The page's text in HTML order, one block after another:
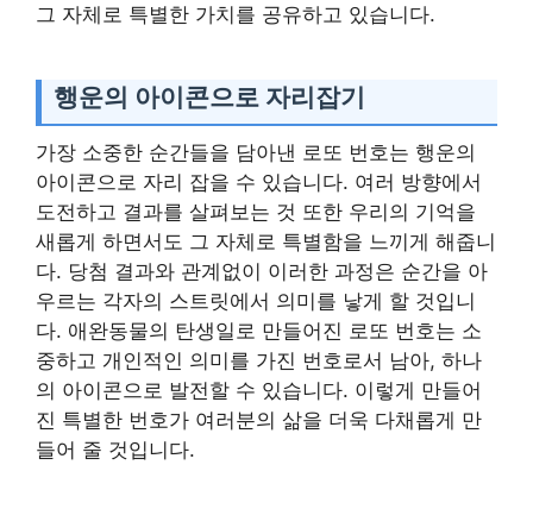
그 자체로 특별한 가치를 공유하고 있습니다.
행운의 아이콘으로 자리잡기
가장 소중한 순간들을 담아낸 로또 번호는 행운의
아이콘으로 자리 잡을 수 있습니다. 여러 방향에서
도전하고 결과를 살펴보는 것 또한 우리의 기억을
새롭게 하면서도 그 자체로 특별함을 느끼게 해줍니
다. 당첨 결과와 관계없이 이러한 과정은 순간을 아
우르는 각자의 스트릿에서 의미를 낳게 할 것입니
다. 애완동물의 탄생일로 만들어진 로또 번호는 소
중하고 개인적인 의미를 가진 번호로서 남아, 하나
의 아이콘으로 발전할 수 있습니다. 이렇게 만들어
진 특별한 번호가 여러분의 삶을 더욱 다채롭게 만
들어 줄 것입니다.